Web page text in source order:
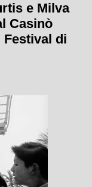
e Milva
Casinò
Festival di